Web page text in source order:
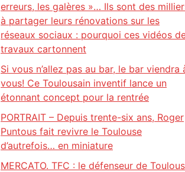
erreurs, les galères »… Ils sont des
à partager leurs rénovations sur les
réseaux sociaux : pourquoi ces vidéos
travaux cartonnent
Si vous n’allez pas au bar, le bar viendra
vous! Ce Toulousain inventif lance un
étonnant concept pour la rentrée
PORTRAIT – Depuis trente-six ans, Roger
Puntous fait revivre le Toulouse
d’autrefois… en miniature
MERCATO. TFC : le défenseur de